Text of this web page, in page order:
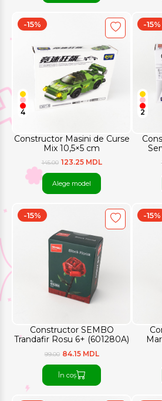
Constructor Masini de Curse
Mix 10,5×5 cm
-15%
4
145.00 123.25 MDL
Alege model
-15%
2
Constructor SEMBO
Trandafir Rosu 6+ (601280A)
-15%
99.00 84.15 MDL
În coș
-15%